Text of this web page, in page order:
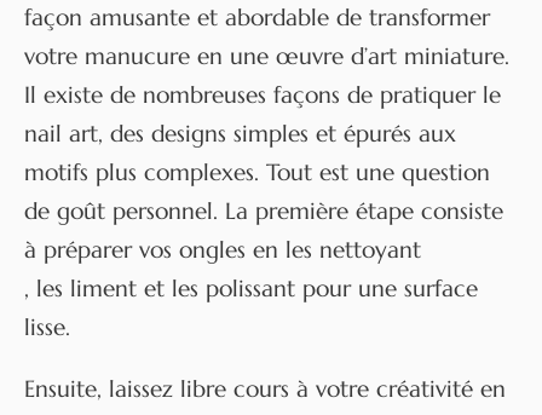
façon amusante et abordable de transformer
votre manucure en une œuvre d’art miniature.
Il existe de nombreuses façons de pratiquer le
nail art, des designs simples et épurés aux
motifs plus complexes. Tout est une question
de goût personnel. La première étape consiste
à préparer vos ongles en les nettoyant
, les liment et les polissant pour une surface
lisse.
Ensuite, laissez libre cours à votre créativité en